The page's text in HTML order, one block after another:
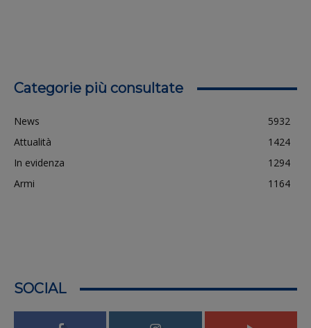
Categorie più consultate
News
5932
Attualità
1424
In evidenza
1294
Armi
1164
SOCIAL